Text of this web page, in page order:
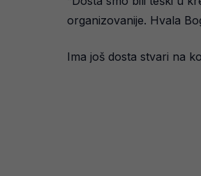
organizovanije. Hvala
Ima još dosta stvari na